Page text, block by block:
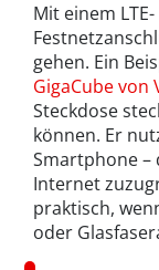
Mit einem
gehen. Ein
GigaCube von
Steckdose
können. Er
Smartphone –
Internet
praktisch,
oder